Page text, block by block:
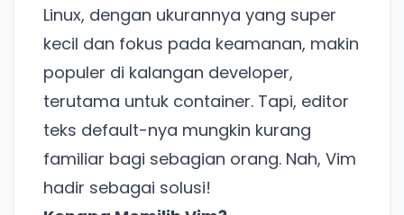
Linux, dengan ukurannya yang super
kecil dan fokus pada keamanan, makin
populer di kalangan developer,
terutama untuk container. Tapi, editor
teks default-nya mungkin kurang
familiar bagi sebagian orang. Nah, Vim
hadir sebagai solusi!